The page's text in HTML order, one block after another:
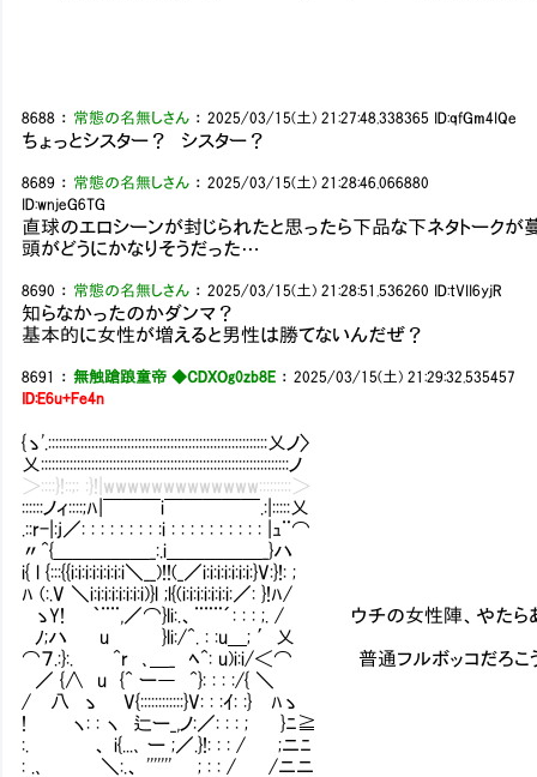
8688 ： 常態の名無しさん ：2025/03/15(土) 21:27:48.338365 ID:qfGm4IQe
ちょっとシスター？ シスター？
8689 ： 常態の名無しさん ：2025/03/15(土) 21:28:46.066880
ID:wnjeG6TG
直球のエロシーンが封じられたと思ったら下品な下ネタトークが
頭がどうにかなりそうだった…
8690 ： 常態の名無しさん ：2025/03/15(土) 21:28:51.536260 ID:tVII6yjR
知らなかったのかダンマ？
基本的に女性が増えると男性は勝てないんだぜ？
8691 ：無触蹌踉童帝 ◆CDXOg0zb8E ：2025/03/15(土) 21:29:32.535457
ID:E6u+Fe4n
{ゝ'.:::::::::::::::::::::::::::::::::::::::::::::::::::::::::::::乂ノ〉
乂:::::::::::::::::::::::::::::::::::::::::::::::::::::::::::::::::::::ノ
＞::::}!::;: :}!|wwwwwwwwwwwww:::::::::＞
::::::ノィ::::;ﾊ|￣￣￣i￣￣￣￣￣.:|:::::乂
.::r-|:j／: : : : : : : : :i : : : : : : : : : : |ｭ¨⌒
〃^{＿＿＿＿＿_:.i＿＿＿＿＿_}ハ
i{ l {:::{{i:i:i:i:i:i:i:i＼__)!!(_／i:i:i:i:i:i:i:}V:}!: ;
ﾊ (:.V ＼i:i:i:i:i:i:i:i)}l ;l{(i:i:i:i:i:i:i:／: }!ﾊ/
ゝY! ｀¨¨,／⌒}li:.、¨¨¨´: : : ;. / ウチの女性陣、やたらあ
ﾉ;ハ u }li:/^. : :u＿; ′乂
⌒７.:}:. ^r ､＿_ ﾍ^: u)i:i/＜⌒ 普通フルボッコだろこう
／ {∧ u {^ ー― ^}: : : :/{ ＼
/ 八 ゝ V{::::::::::::}V: : :ｲ: :} ﾊゝ
! ヽ: : ヽ 辷ー_,ノ:／: : : ; }ﾆ≧
:. 、 i{...､ ー ;／.}!: : : / ;ニﾆ
: .､ ＼:.、 ''''''' ; : : / /ニニ